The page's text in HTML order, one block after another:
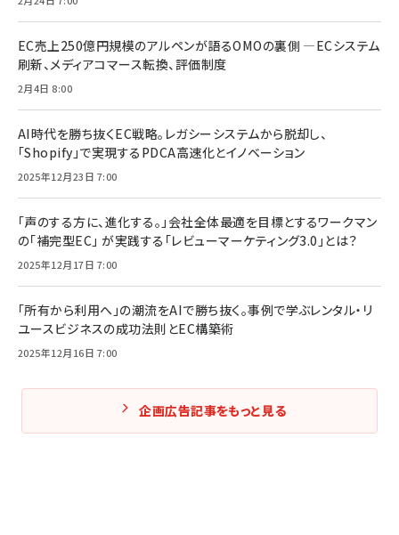
EC売上250億円規模のアルペンが語るOMOの裏側 ―ECシステム
刷新、メディアコマース転換、評価制度
2月4日 8:00
AI時代を勝ち抜くEC戦略。レガシーシステムから脱却し、
「Shopify」で実現するPDCA高速化とイノベーション
2025年12月23日 7:00
「声のする方に、進化する。」会社全体最適を目標とするワークマン
の「補完型EC」 が実践する「レビューマーケティング3.0」とは？
2025年12月17日 7:00
「所有から利用へ」の潮流をAIで勝ち抜く。事例で学ぶレンタル・リ
ユースビジネスの成功法則とEC構築術
2025年12月16日 7:00
企画広告記事をもっと見る